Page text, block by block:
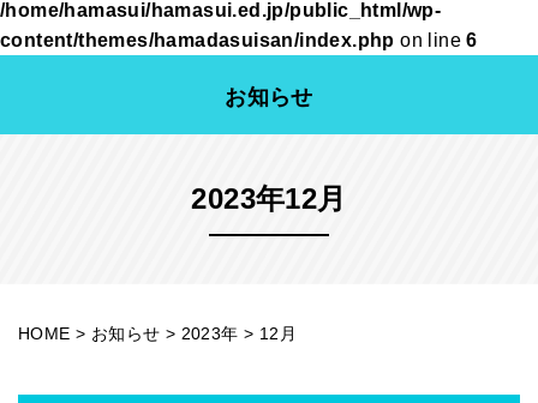
/home/hamasui/hamasui.ed.jp/public_html/wp-
content/themes/hamadasuisan/index.php on line6
2023年12月
お知らせ
HOME > お知らせ > 2023年 > 12月